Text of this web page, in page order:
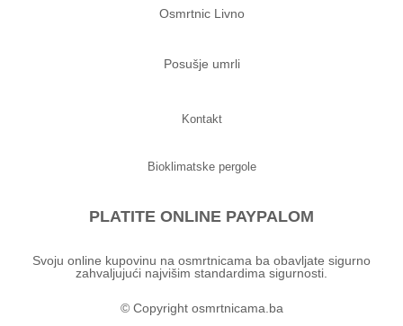
Osmrtnic Livno
Posušje umrli
Kontakt
Bioklimatske pergole
PLATITE ONLINE PAYPALOM
Svoju online kupovinu na osmrtnicama ba obavljate sigurno
zahvaljujući najvišim standardima sigurnosti.
© Copyright osmrtnicama.ba